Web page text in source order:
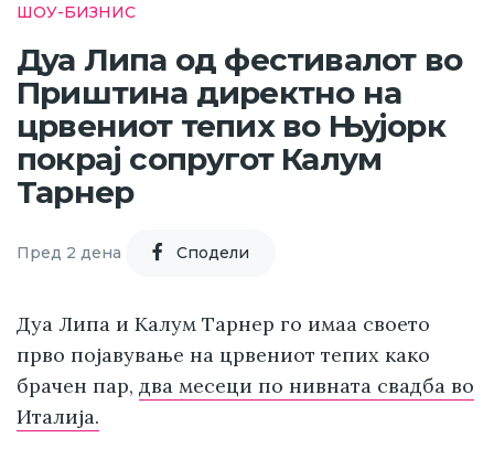
ШОУ-БИЗНИС
Дуа Липа од фестивалот во
Приштина директно на
црвениот тепих во Њујорк
покрај сопругот Калум
Тарнер
Пред 2 дена Cподели
Дуа Липа и Калум Тарнер го имаа своето
прво појавување на црвениот тепих како
брачен пар, два месеци по нивната свадба во
Италија.